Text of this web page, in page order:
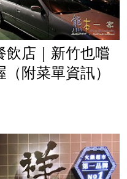
飲店｜新竹也嚐
附菜單資訊）